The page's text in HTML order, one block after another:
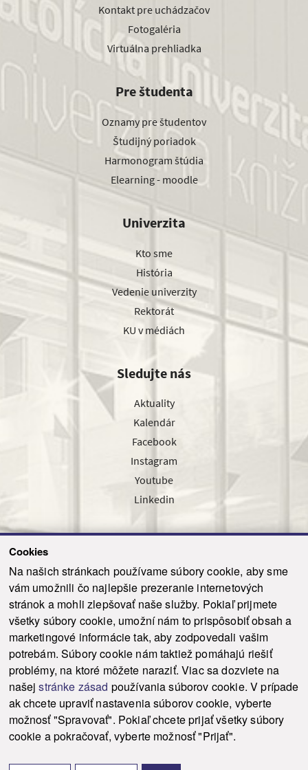
Cookies
Na našich stránkach používame súbory cookie, aby sme
vám umožnili čo najlepšie prezeranie internetových
stránok a mohli zlepšovať naše služby. Pokiaľ prijmete
všetky súbory cookie, umožní nám to prispôsobiť obsah a
marketingové informácie tak, aby zodpovedali vašim
potrebám. Súbory cookie nám taktiež pomáhajú riešiť
problémy, na ktoré môžete naraziť. Viac sa dozviete na
našejstránke zásad používania súborov cookie. V prípade
ak chcete upraviť nastavenia súborov cookie, vyberte
možnosť "Spravovať". Pokiaľ chcete prijať všetky súbory
cookie a pokračovať, vyberte možnosť "Prijať".
Kontakt pre uchádzačov
Fotogaléria
Virtuálna prehliadka
Pre študenta
Oznamy pre študentov
Študijný poriadok
Harmonogram štúdia
Elearning - moodle
Univerzita
Kto sme
História
Vedenie univerzity
Rektorát
KU v médiách
Sledujte nás
Aktuality
Kalendár
Facebook
Instagram
Youtube
Linkedin
Odoslať
© 2021-2026 ku.sk. Všetky práva vyhradené. | Ochrana osobných údajov
Vyhlásenie o prístupnosti |
Admin
This site is protected by reCAPTCHA and the Google Privacy Policy and Terms of
Service
apply.